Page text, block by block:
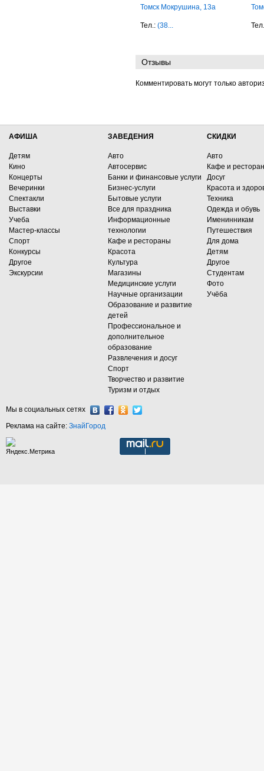
Томск Мокрушина, 13а
Тел.: (38...
Отзывы
Комментировать могут только
АФИША
Детям
Кино
Концерты
Вечеринки
Спектакли
Выставки
Учеба
Мастер-классы
Спорт
Конкурсы
Другое
Экскурсии
ЗАВЕДЕНИЯ
Авто
Автосервис
Банки и финансовые услуги
Бизнес-услуги
Бытовые услуги
Все для праздника
Информационные
технологии
Кафе и рестораны
Красота
Культура
Магазины
Медицинские услуги
Научные организации
Образование и развитие
детей
Профессиональное и
дополнительное
образование
Развлечения и досуг
Спорт
Творчество и развитие
Туризм и отдых
СКИДКИ
Авто
Кафе и
Досуг
Красота и
Техника
Одежда и обувь
Именинникам
Путешествия
Для дома
Детям
Другое
Студентам
Фото
Учёба
Мы в социальных сетях
Реклама на сайте: ЗнайГород